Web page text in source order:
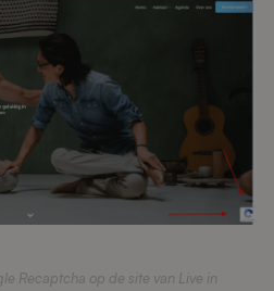
Recaptcha op de site van Live in